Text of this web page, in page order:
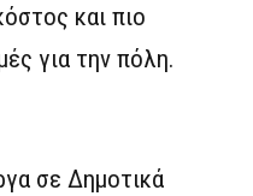
και πιο
για την πόλη.
σε Δημοτικά